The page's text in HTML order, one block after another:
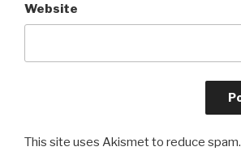
Website
This site uses Akismet to reduce spam.